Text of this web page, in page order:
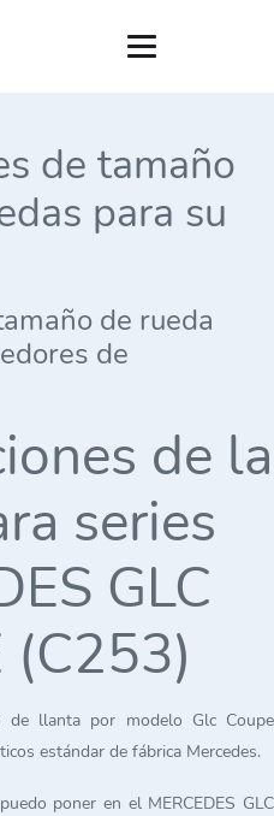
de tamaño
para su
de rueda
de
de la
series
GLC
(C253)
de llanta por modelo Glc Coupe
estándar de fábrica Mercedes.
poner en el MERCEDES GLC